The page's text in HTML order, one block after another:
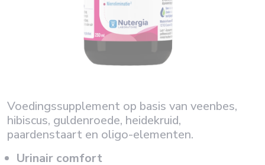
Voedingssupplement op basis van veenbes,
hibiscus, guldenroede, heidekruid,
paardenstaart en oligo-elementen.
Urinair comfort